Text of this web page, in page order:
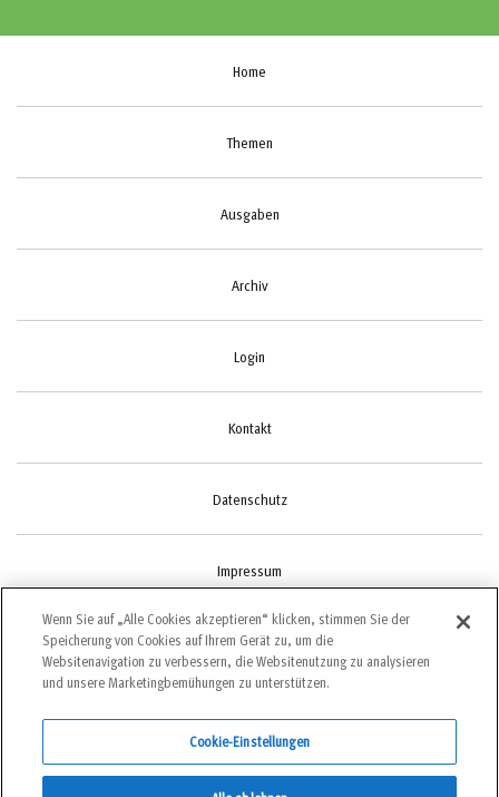
Home
Themen
Ausgaben
Archiv
Login
Kontakt
Datenschutz
Impressum
Cookie-Einstellungen
©2022 bergundsteigen
Wenn Sie auf „Alle Cookies akzeptieren“ klicken, stimmen Sie der
Speicherung von Cookies auf Ihrem Gerät zu, um die
Websitenavigation zu verbessern, die Websitenutzung zu analysieren
und unsere Marketingbemühungen zu unterstützen.
Cookie-Einstellungen